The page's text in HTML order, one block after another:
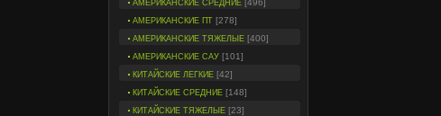
АМЕРИКАНСКИЕ СРЕДНИЕ [496]
АМЕРИКАНСКИЕ ПТ [278]
АМЕРИКАНСКИЕ ТЯЖЕЛЫЕ [400]
АМЕРИКАНСКИЕ САУ [101]
КИТАЙСКИЕ ЛЕГКИЕ [42]
КИТАЙСКИЕ СРЕДНИЕ [148]
КИТАЙСКИЕ ТЯЖЕЛЫЕ [23]